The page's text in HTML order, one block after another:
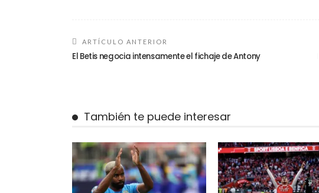
ARTÍCULO ANTERIOR
El Betis negocia intensamente el fichaje de Antony
También te puede interesar